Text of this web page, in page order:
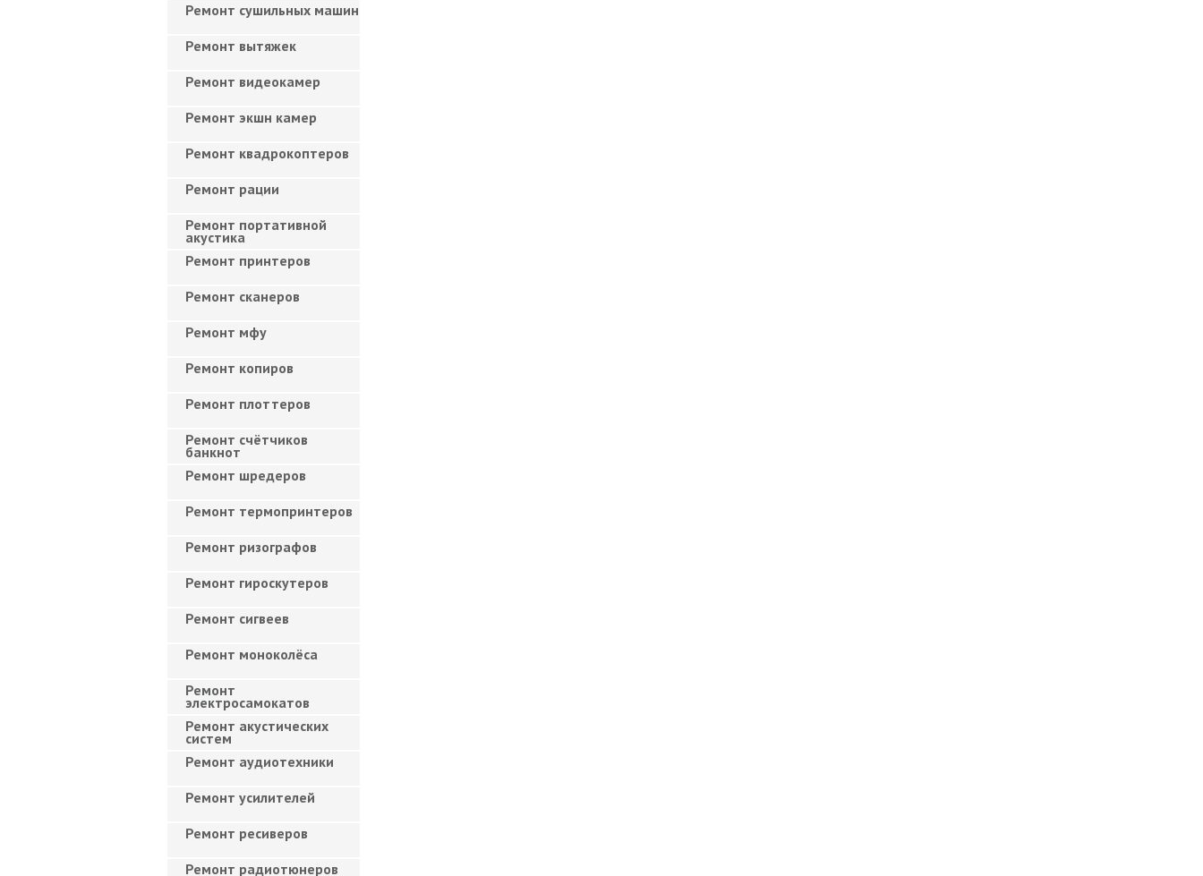
Ремонт сушильных машин
Ремонт вытяжек
Ремонт видеокамер
Ремонт экшн камер
Ремонт квадрокоптеров
Ремонт рации
Ремонт портативной
акустика
Ремонт принтеров
Ремонт сканеров
Ремонт мфу
Ремонт копиров
Ремонт плоттеров
Ремонт счётчиков
банкнот
Ремонт шредеров
Ремонт термопринтеров
Ремонт ризографов
Ремонт гироскутеров
Ремонт сигвеев
Ремонт моноколёса
Ремонт
электросамокатов
Ремонт акустических
систем
Ремонт аудиотехники
Ремонт усилителей
Ремонт ресиверов
Ремонт радиотюнеров